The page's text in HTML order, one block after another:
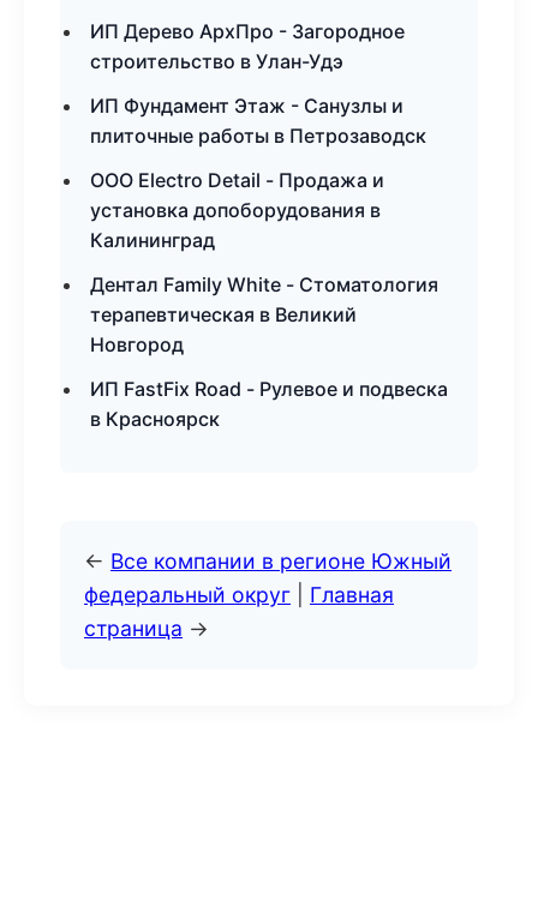
ИП Дерево АрхПро - Загородное
строительство в Улан-Удэ
ИП Фундамент Этаж - Санузлы и
плиточные работы в Петрозаводск
ООО Electro Detail - Продажа и
установка допоборудования в
Калининград
Дентал Family White - Стоматология
терапевтическая в Великий
Новгород
ИП FastFix Road - Рулевое и подвеска
в Красноярск
← Все компании в регионе Южный
федеральный округ
Главная
страница →